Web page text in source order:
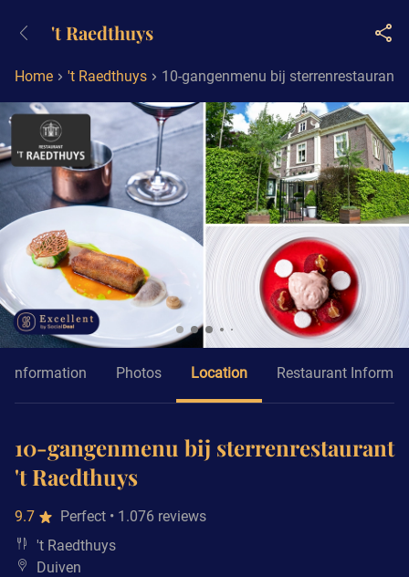
Available until 23:00
Home 't Raedthuys 10-gangenmenu bij sterrenrestaurant
't Raedthuys
Information Photos Location Restaurant
10-gangenmenu bij sterrenrestaurant
't Raedthuys
9.7 Perfect • 1.076 reviews
't Raedthuys
Duiven